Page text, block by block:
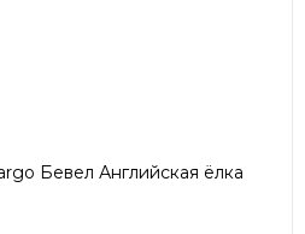
Бевел Английская ёлка